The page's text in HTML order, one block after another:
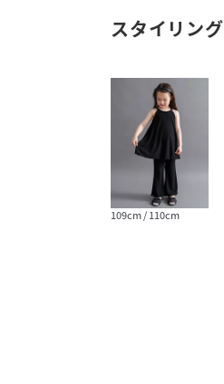
スタイリング
109cm / 110cm